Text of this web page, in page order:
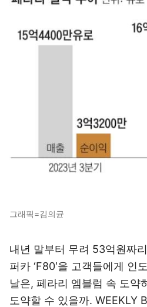
그래픽=김의균
내년 말부터 무려 53억원짜
퍼카 ‘F80′을 고객들에게 인
날은, 페라리 엠블럼 속 도약
도약할 수 있을까. WEEKLY